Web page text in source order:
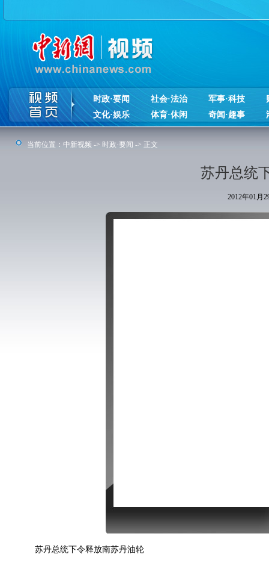
时政·要闻 社会·法治 军事·科技
文化·娱乐
体育·休闲 奇闻·趣事
当前位置： 中新视频 -> 时政·要闻 -> 正文
苏丹总统
2012年01月
苏丹总统下令释放南苏丹油轮